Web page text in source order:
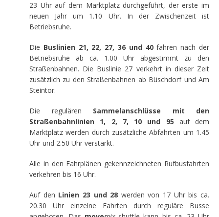
23 Uhr auf dem Marktplatz durchgeführt, der erste im
neuen Jahr um 1.10 Uhr. In der Zwischenzeit ist
Betriebsruhe.
Die Buslinien 21, 22, 27, 36 und 40fahren nach der
Betriebsruhe ab ca. 1.00 Uhr abgestimmt zu den
Straßenbahnen. Die Buslinie 27 verkehrt in dieser Zeit
zusätzlich zu den Straßenbahnen ab Büschdorf und Am
Steintor.
Die regulären Sammelanschlüsse mit den
Straßenbahnlinien 1, 2, 7, 10 und 95 auf dem
Marktplatz werden durch zusätzliche Abfahrten um 1.45
Uhr und 2.50 Uhr verstärkt.
Alle in den Fahrplänen gekennzeichneten Rufbusfahrten
verkehren bis 16 Uhr.
Auf den Linien 23 und 28 werden von 17 Uhr bis ca.
20.30 Uhr einzelne Fahrten durch reguläre Busse